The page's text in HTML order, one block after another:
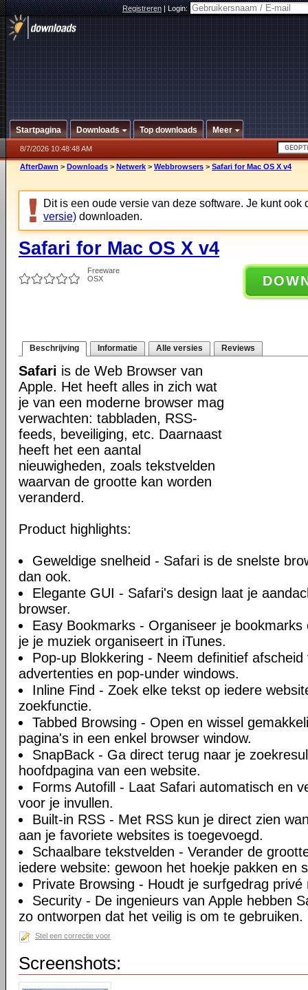
Registreren|Login:
Startpagina Downloads Top downloads Meer
8/7/2026 10:48:48 AM
AfterDawn > Downloads > Netwerk > Webbrowsers > Safari for Mac OS X v4
Dit is een oude versie van deze software. Je kunt ook
versie) downloaden.
Safari for Mac OS X v4
Freeware
OSX
Beschrijving Informatie Alle versies Reviews
Safari is de Web Browser van
Apple. Het heeft alles in zich wat
je van een moderne browser mag
verwachten: tabbladen, RSS-
feeds, beveiliging, etc. Daarnaast
heeft het een aantal
nieuwigheden, zoals tekstvelden
waarvan de grootte kan worden
veranderd.
Product highlights:
Geweldige snelheid - Safari is de snelste
dan ook.
Elegante GUI - Safari's design laat je
browser.
Easy Bookmarks - Organiseer je
je je muziek organiseert in iTunes.
Pop-up Blokkering - Neem definitief
advertenties en pop-under windows.
Inline Find - Zoek elke tekst op iedere
zoekfunctie.
Tabbed Browsing - Open en wissel
pagina's in een enkel browser window.
SnapBack - Ga direct terug naar je
hoofdpagina van een website.
Forms Autofill - Laat Safari automatisch en
voor je invullen.
Built-in RSS - Met RSS kun je direct zien
aan je favoriete websites is toegevoegd.
Schaalbare tekstvelden - Verander de
iedere website: gewoon het hoekje pakken en
Private Browsing - Houdt je surfgedrag
Security - De ingenieurs van Apple hebben
zo ontworpen dat het veilig is om te gebruiken.
Stel een correctie voor
Screenshots: